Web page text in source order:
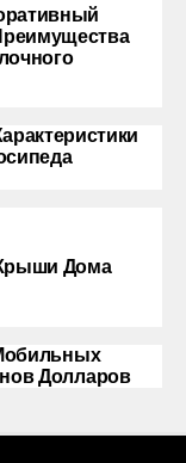
Дома
Долларов